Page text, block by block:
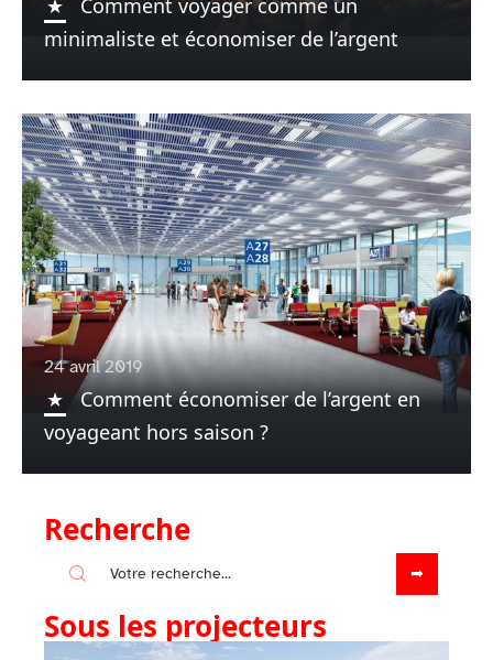
Comment voyager comme un
minimaliste et économiser de l’argent
24 avril 2019
Comment économiser de l’argent en
voyageant hors saison ?
Recherche
Sous les projecteurs